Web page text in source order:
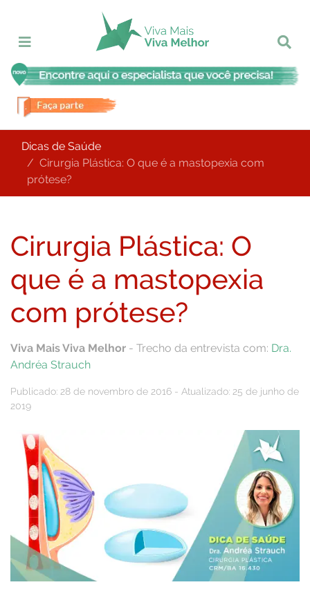
Dicas de Saúde
Cirurgia Plástica: O que é a mastopexia com
prótese?
Cirurgia Plástica: O
que é a mastopexia
com prótese?
Viva Mais Viva Melhor - Trecho da entrevista com: Dra.
Andréa Strauch
Publicado: 28 de novembro de 2016 - Atualizado: 25 de junho de
2019